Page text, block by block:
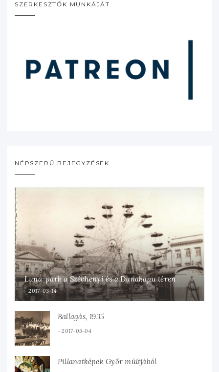
SZERKESZTŐK MUNKÁJÁT
NÉPSZERŰ BEJEGYZÉSEK
Luna-park a Széchenyi és a Dunakapu téren
2017-03-14
Ballagás, 1935
2017-05-04
Pillanatképek Győr múltjából